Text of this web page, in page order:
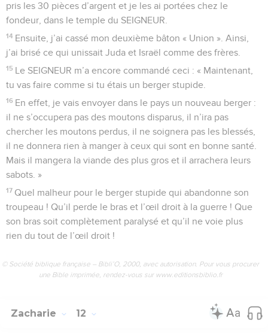
pris les 30 pièces d’argent et je les ai portées chez le
fondeur, dans le temple du SEIGNEUR.
14 Ensuite, j’ai cassé mon deuxième bâton « Union ». Ainsi,
j’ai brisé ce qui unissait Juda et Israël comme des frères.
15 Le SEIGNEUR m’a encore commandé ceci : « Maintenant,
tu vas faire comme si tu étais un berger stupide.
16 En effet, je vais envoyer dans le pays un nouveau berger :
il ne s’occupera pas des moutons disparus, il n’ira pas
chercher les moutons perdus, il ne soignera pas les blessés,
il ne donnera rien à manger à ceux qui sont en bonne santé.
Mais il mangera la viande des plus gros et il arrachera leurs
sabots. »
17 Quel malheur pour le berger stupide qui abandonne son
troupeau ! Qu’il perde le bras et l’œil droit à la guerre ! Que
son bras soit complètement paralysé et qu’il ne voie plus
rien du tout de l’œil droit !
© Société biblique française – Bibli’O, 2000, avec autorisation. Pour vous procurer
une Bible imprimée, rendez-vous sur www.editionsbiblio.fr
Zacharie 12